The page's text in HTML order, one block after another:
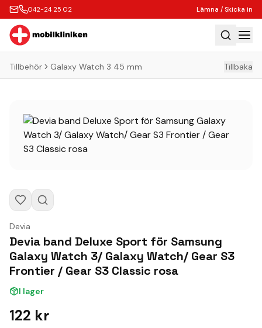
042-24 25 02 Lämna / Skicka in
Hem
Köp
Tillbehör
Företagskunder
Butik
Kontakt
Kundvagn
Tillbehör Galaxy Watch 3 45 mm Tillbaka
Devia
Devia band Deluxe Sport för Samsung
Galaxy Watch 3/ Galaxy Watch/ Gear S3
Frontier / Gear S3 Classic rosa
I lager
122 kr